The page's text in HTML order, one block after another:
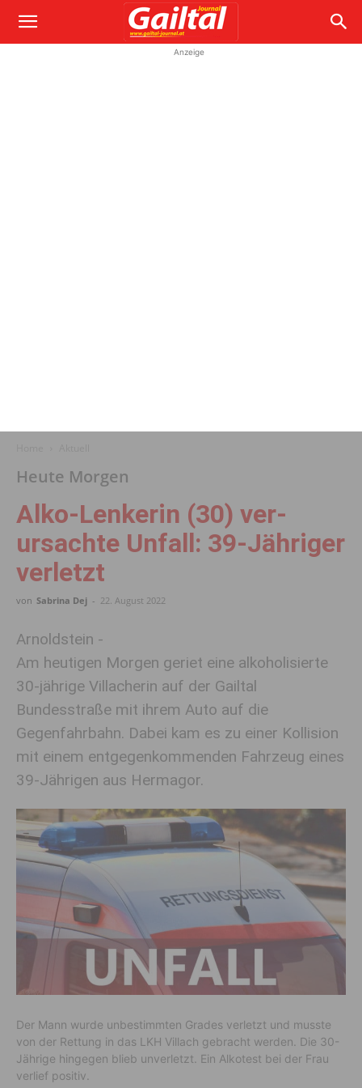
Anzeige
Heute Morgen
Alko-Lenkerin (30) ver­
ursachte Un­fall: 39-Jähriger
ver­letzt
von Sabrina Dej - 22. August 2022
Arnoldstein -
Am heutigen Morgen geriet eine alkoholisierte
30-jährige Villacherin auf der Gailtal
Bundesstraße mit ihrem Auto auf die
Gegenfahrbahn. Dabei kam es zu einer Kollision
mit einem entgegenkommenden Fahrzeug eines
39-Jährigen aus Hermagor.
Der Mann wurde unbestimmten Grades verletzt und musste
von der Rettung in das LKH Villach gebracht werden. Die 30-
Jährige hingegen blieb unverletzt. Ein Alkotest bei der Frau
verlief positiv.